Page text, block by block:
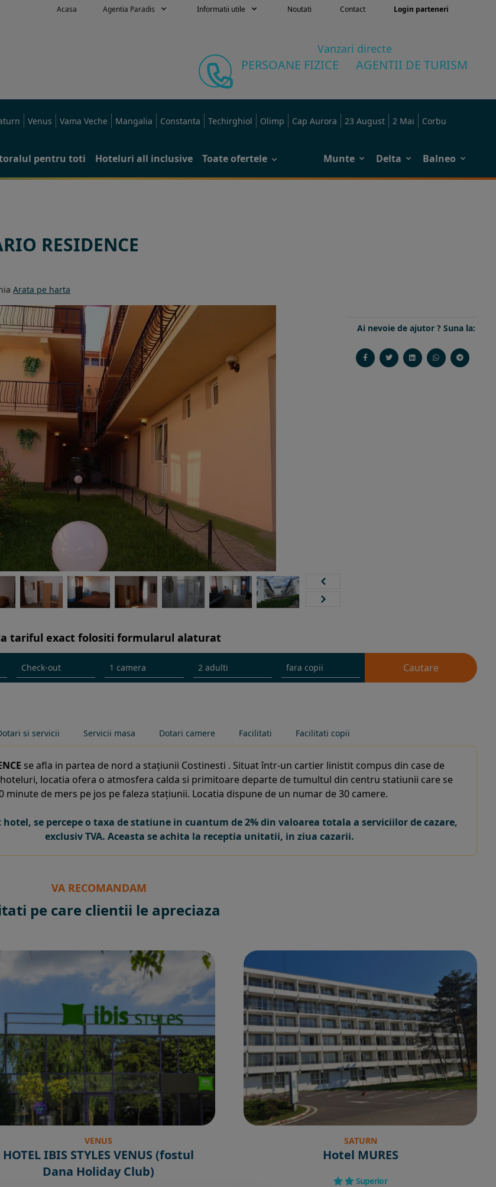
Acasa Agentia Paradis Informatii utile Noutati Contact Login parteneri
Vanzari directe
PERSOANE FIZICE AGENTII DE TURISM
Venus Vama Veche Mangalia Constanta Techirghiol Olimp Cap Aurora 23 August 2 Mai
Corbu
pentru toti Hoteluri all inclusive Toate ofertele Munte Delta Balneo
RESIDENCE
Arata pe harta
Ai nevoie de ajutor ? Suna la:
tariful exact folositi formularul alaturat
Cautare
si servicii Servicii masa Dotari camere Facilitati Facilitati copii
se afla in partea de nord a stațiunii Costinesti . Situat într-un cartier linistit compus din case de
locatia ofera o atmosfera calda si primitoare departe de tumultul din centru statiunii care se
minute de mers pe jos pe faleza stațiunii. Locatia dispune de un numar de 30 camere.
hotel, se percepe o taxa de statiune in cuantum de 2% din valoarea totala a serviciilor de cazare,
exclusiv TVA. Aceasta se achita la receptia unitatii, in ziua cazarii.
VA RECOMANDAM
pe care clientii le apreciaza
VENUS
HOTEL IBIS STYLES VENUS (fostul
Dana Holiday Club)
SATURN
Hotel MURES
Superior